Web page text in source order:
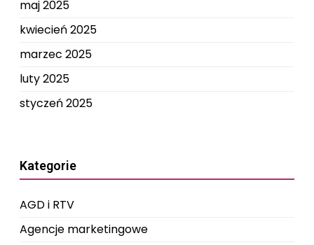
maj 2025
kwiecień 2025
marzec 2025
luty 2025
styczeń 2025
Kategorie
AGD i RTV
Agencje marketingowe